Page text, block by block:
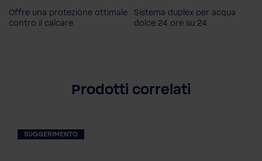
Offre una protezione ottimale
contro il calcare
Sistema duplex per acqua
dolce 24 ore su 24
Prodotti correlati
SUGGERIMENTO